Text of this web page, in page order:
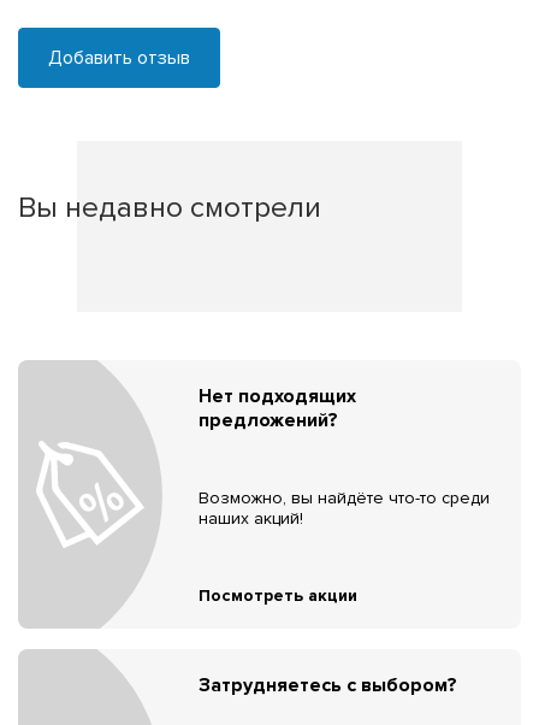
Добавить отзыв
Вы недавно смотрели
Нет подходящих
предложений?
Возможно, вы найдёте что-то среди
наших акций!
Посмотреть акции
Затрудняетесь с выбором?